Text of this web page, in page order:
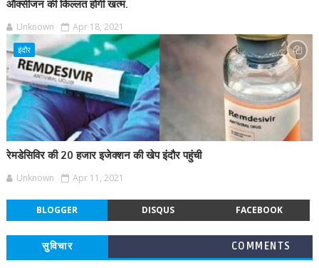
ऑक्सीजन की किल्लत होगी खत्म.
Unknown Apr 18, 2021
इंदौर
रेमडेसिविर की 20 हजार इजेक्शन की खेप इंदौर पहुंची
Unknown Apr 11, 2021
BLOGGER DISQUS FACEBOOK
सुविचार COMMENTS